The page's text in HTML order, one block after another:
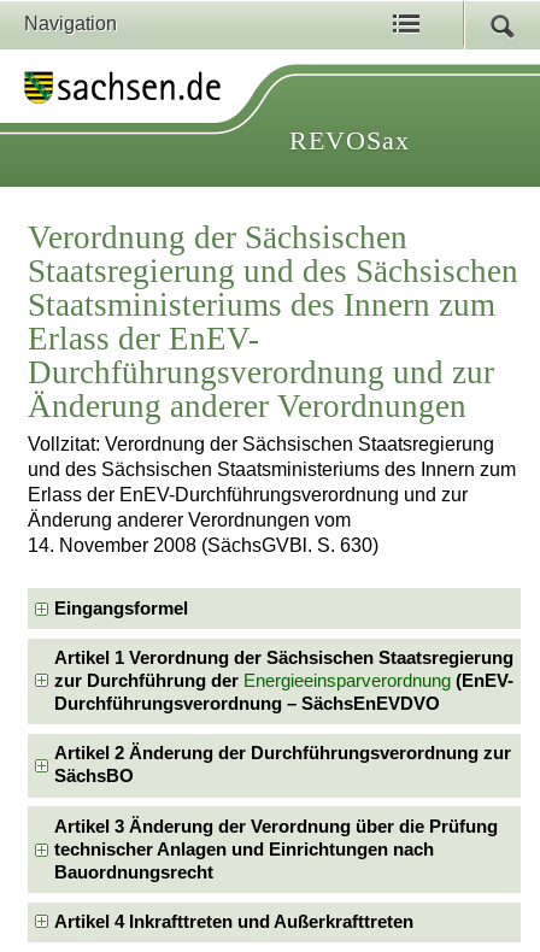
Navigation
REVOSax
Verordnung der Sächsischen
Staatsregierung und des Sächsischen
Staatsministeriums des Innern zum
Erlass der EnEV-
Durchführungsverordnung und zur
Änderung anderer Verordnungen
Vollzitat: Verordnung der Sächsischen Staatsregierung
und des Sächsischen Staatsministeriums des Innern zum
Erlass der EnEV-Durchführungsverordnung und zur
Änderung anderer Verordnungen vom
14. November 2008 (SächsGVBl. S. 630)
Eingangsformel
Artikel 1 Verordnung der Sächsischen Staatsregierung
zur Durchführung der Energieeinsparverordnung (EnEV-
Durchführungsverordnung – SächsEnEVDVO
Artikel 2 Änderung der Durchführungsverordnung zur
SächsBO
Artikel 3 Änderung der Verordnung über die Prüfung
technischer Anlagen und Einrichtungen nach
Bauordnungsrecht
Artikel 4 Inkrafttreten und Außerkrafttreten